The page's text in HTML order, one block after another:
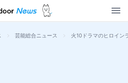
> 芸能総合ニュース > 火10ドラマのヒロイン